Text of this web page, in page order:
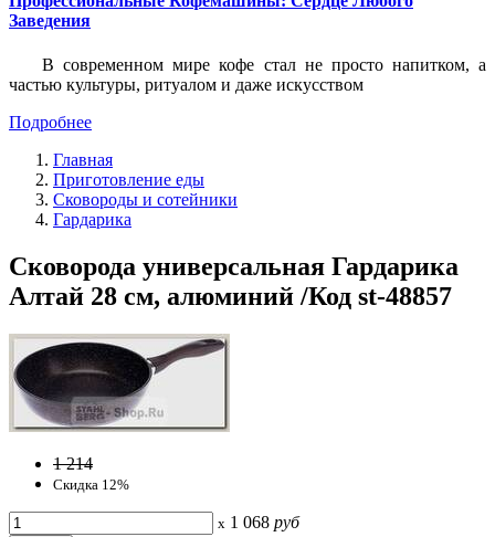
Заведения
В современном мире кофе стал не просто напитком, а
частью культуры, ритуалом и даже искусством
Подробнее
Главная
Приготовление еды
Сковороды и сотейники
Гардарика
Сковорода универсальная Гардарика
Алтай 28 см, алюминий /Код st-48857
1 214
Скидка 12%
x 1 068 руб